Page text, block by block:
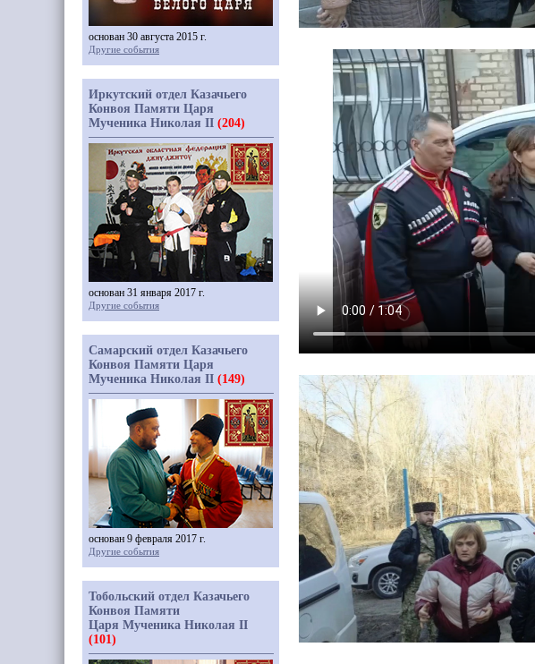
основан 30 августа 2015 г.
Другие события
Иркутский отдел Казачьего
Конвоя Памяти Царя
Мученика Николая II (204)
основан 31 января 2017 г.
Другие события
Самарский отдел Казачьего
Конвоя Памяти Царя
Мученика Николая II (149)
основан 9 февраля 2017 г.
Другие события
Тобольский отдел Казачьего
Конвоя Памяти
Царя Мученика Николая II
(101)